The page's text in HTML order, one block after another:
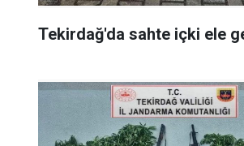
Tekirdağ'da sahte içki ele